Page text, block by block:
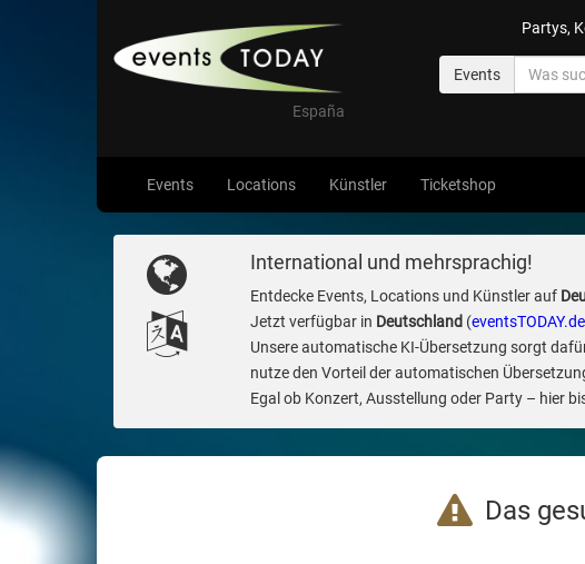
España
Partys,
Events
Events Locations Künstler Ticketshop
International und mehrsprachig!
Entdecke Events, Locations und Künstler auf
Jetzt verfügbar in Deutschland (eventsTODAY.de
Unsere automatische KI-Übersetzung sorgt
nutze den Vorteil der automatischen
Egal ob Konzert, Ausstellung oder Party – hier
Das